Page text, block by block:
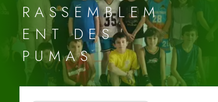
RASSEMBLEM
ENT DES
PUMAS